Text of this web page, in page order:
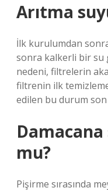
Arıtma
İlk kurulumdan
sonra kalkerli bir su
nedeni, filtrelerin
filtrenin ilk
edilen bu durum
mu?
Pişirme sırasında